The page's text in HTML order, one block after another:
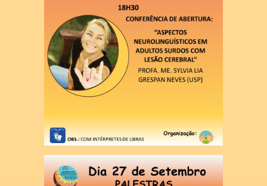
Laboratório de informática
Eventos
V Semana do Letras Libras e V
Setembro Surdo
SUBMISSÃO DOS RESUMOS
Publicação